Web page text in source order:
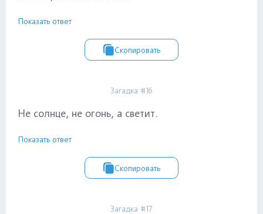
Показать ответ
Скопировать
Загадка #16
Не солнце, не огонь, а светит.
Показать ответ
Скопировать
Загадка #17